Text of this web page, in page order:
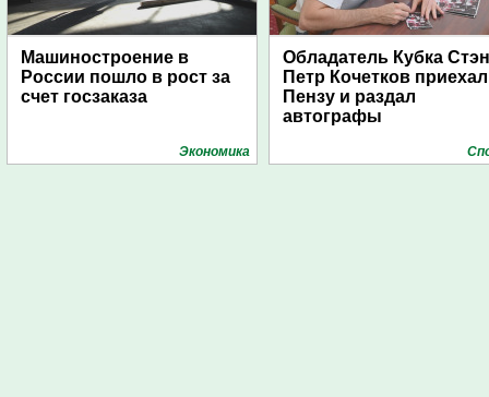
Машиностроение в
России пошло в рост за
счет госзаказа
Экономика
Обладатель Кубка
Петр Кочетков
Пензу и раздал
автографы